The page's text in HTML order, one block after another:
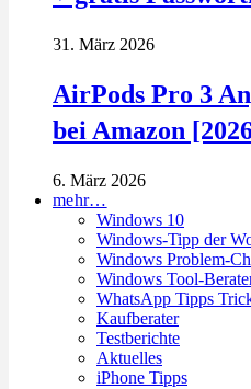
31. März 2026
AirPods Pro 3
bei Amazon
6. März 2026
mehr…
Windows 10
Windows-Tipp der
Windows Problem-
Windows Tool-
WhatsApp Tipps
Kaufberater
Testberichte
Aktuelles
iPhone Tipps